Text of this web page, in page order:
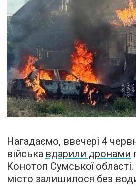
Нагадаємо, ввечері 4
війська вдарили дронами
Конотоп Сумської
місто залишилося без